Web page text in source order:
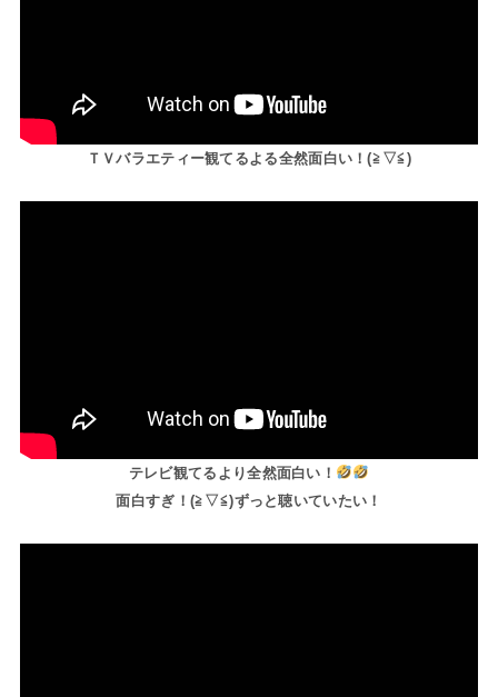
ＴＶバラエティー観てるよる全然面白い！(⁠≧⁠▽⁠≦⁠)
テレビ観てるより全然面白い！
面白すぎ！(⁠≧⁠▽⁠≦⁠)ずっと聴いていたい！